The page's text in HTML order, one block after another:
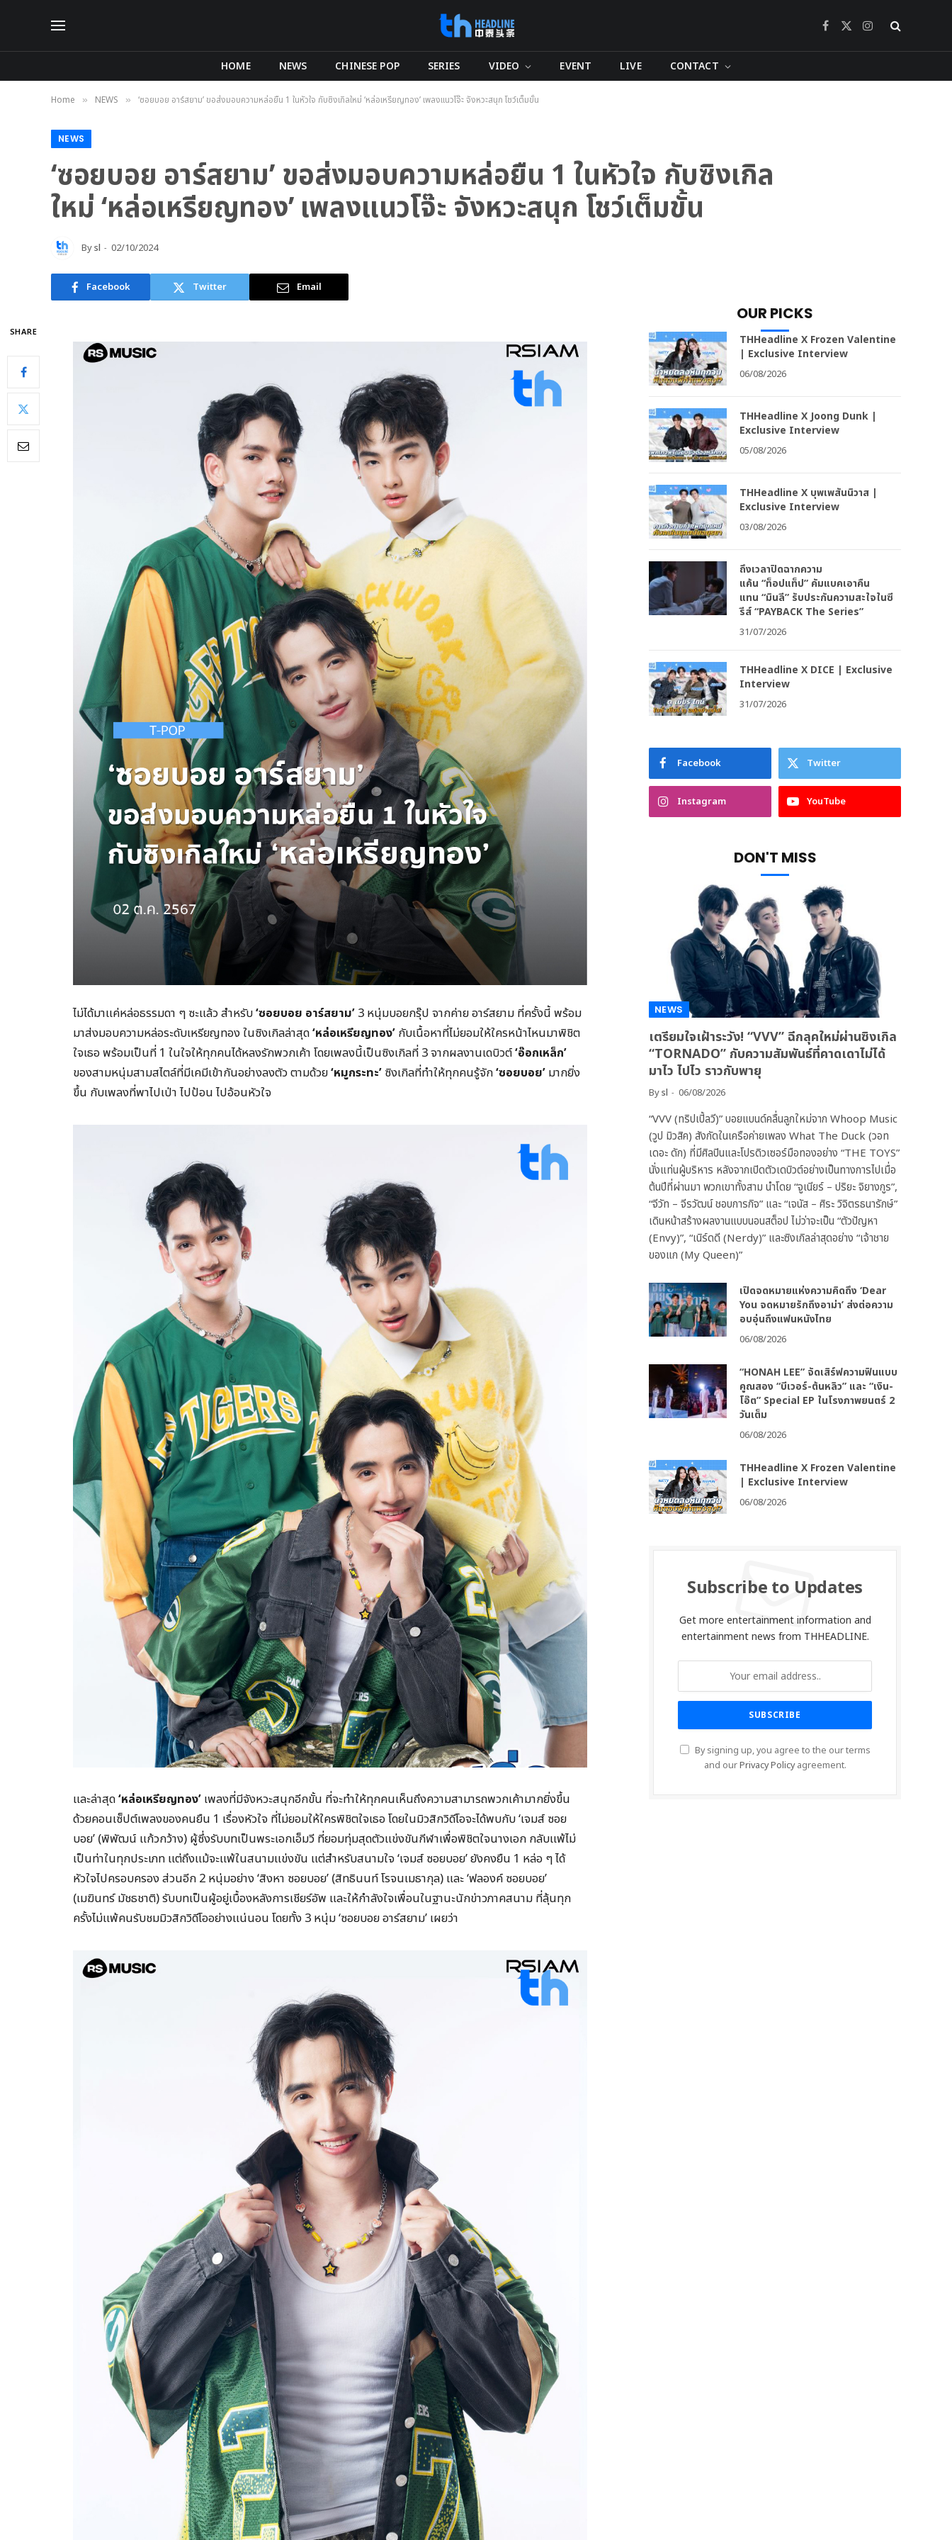
Facebook
X
Instagram
HOME NEWS CHINESE POP SERIES VIDEO EVENT LIVE CONTACT
Home » NEWS » ‘ซอยบอย อาร์สยาม’ ขอส่งมอบความหล่อยืน 1 ในหัวใจ กับซิงเกิลใหม่ ‘หล่อเหรียญทอง’ เพลงแนวโจ๊ะ จังหวะสนุก โชว์เต็มขั้น
NEWS
‘ซอยบอย อาร์สยาม’ ขอส่งมอบความหล่อยืน 1 ในหัวใจ กับซิงเกิล
ใหม่ ‘หล่อเหรียญทอง’ เพลงแนวโจ๊ะ จังหวะสนุก โชว์เต็มขั้น
Bysl 02/10/2024
Facebook Twitter Email
SHARE
ไม่ได้มาแค่หล่อธรรมดา ๆ ซะแล้ว สำหรับ‘ซอยบอย อาร์สยาม’ 3 หนุ่มบอยกรุ๊ป จากค่าย อาร์สยาม ที่ครั้งนี้ พร้อม
มาส่งมอบความหล่อระดับเหรียญทอง ในซิงเกิลล่าสุด‘หล่อเหรียญทอง’ กับเนื้อหาที่ไม่ยอมให้ใครหน้าไหนมาพิชิต
ใจเธอ พร้อมเป็นที่ 1 ในใจให้ทุกคนได้หลงรักพวกเค้า โดยเพลงนี้เป็นซิงเกิลที่ 3 จากผลงานเดบิวต์‘อ๊อกเหล็ก’
ของสามหนุ่มสามสไตล์ที่มีเคมีเข้ากันอย่างลงตัว ตามด้วย‘หมูกระทะ’ ซิงเกิลที่ทำให้ทุกคนรู้จัก‘ซอยบอย’ มากยิ่ง
ขึ้น กับเพลงที่พาไปเป่า ไปป้อน ไปอ้อนหัวใจ
และล่าสุด‘หล่อเหรียญทอง’ เพลงที่มีจังหวะสนุกอีกขั้น ที่จะทำให้ทุกคนเห็นถึงความสามารถพวกเค้ามากยิ่งขึ้น
ด้วยคอนเซ็ปต์เพลงของคนยืน 1 เรื่องหัวใจ ที่ไม่ยอมให้ใครพิชิตใจเธอ โดยในมิวสิกวิดีโอจะได้พบกับ ‘เจมส์ ซอย
บอย’ (พิพัฒน์ แก้วกว้าง) ผู้ซึ่งรับบทเป็นพระเอกเอ็มวี ที่ยอมทุ่มสุดตัวแข่งขันกีฬาเพื่อพิชิตใจนางเอก กลับแพ้ไม่
เป็นท่าในทุกประเภท แต่ถึงแม้จะแพ้ในสนามแข่งขัน แต่สำหรับสนามใจ ‘เจมส์ ซอยบอย’ ยังคงยืน 1 หล่อ ๆ ได้
หัวใจไปครอบครอง ส่วนอีก 2 หนุ่มอย่าง ‘สิงหา ซอยบอย’ (สิทธินนท์ โรจนเมธากุล) และ ‘ฟลองค์ ซอยบอย’
(เมฆินทร์ มัชธชาติ) รับบทเป็นผู้อยู่เบื้องหลังการเชียร์อัพ และให้กำลังใจเพื่อนในฐานะนักข่าวภาคสนาม ที่ลุ้นทุก
ครั้งไม่แพ้คนรับชมมิวสิกวิดีโออย่างแน่นอน โดยทั้ง 3 หนุ่ม ‘ซอยบอย อาร์สยาม’ เผยว่า
OUR PICKS
THHeadline X Frozen Valentine
| Exclusive Interview
06/08/2026
THHeadline X Joong Dunk |
Exclusive Interview
05/08/2026
THHeadline X บุพเพสันนิวาส |
Exclusive Interview
03/08/2026
ถึงเวลาปิดฉากความ
แค้น “ท็อปแท็ป” คัมแบคเอาคืน
แทน “มินลี” รับประกันความสะใจในซี
รีส์ “PAYBACK The Series”
31/07/2026
THHeadline X DICE | Exclusive
Interview
31/07/2026
Facebook Twitter
Instagram YouTube
DON'T MISS
NEWS
เตรียมใจเฝ้าระวัง! “VVV” ฉีกลุคใหม่ผ่านซิงเกิล
“TORNADO” กับความสัมพันธ์ที่คาดเดาไม่ได้
มาไว ไปไว ราวกับพายุ
Bysl 06/08/2026
“VVV (ทริปเปิ้ลวี)” บอยแบนด์คลื่นลูกใหม่จาก Whoop Music
(วูป มิวสิค) สังกัดในเครือค่ายเพลง What The Duck (วอท
เดอะ ดัก) ที่มีศิลปินและโปรดิวเซอร์มือทองอย่าง “THE TOYS”
นั่งแท่นผู้บริหาร หลังจากเปิดตัวเดบิวต์อย่างเป็นทางการไปเมื่อ
ต้นปีที่ผ่านมา พวกเขาทั้งสาม นำโดย “จูเนียร์ – ปริยะ จิยางกูร”,
“จีวัท – จีรวัฒน์ ชอบการกิจ” และ “เจนัส – ศิระ วิจิตรธนารักษ์”
เดินหน้าสร้างผลงานแบบนอนสต็อป ไม่ว่าจะเป็น “ตัวปัญหา
(Envy)”, “เนิร์ดดี (Nerdy)” และซิงเกิลล่าสุดอย่าง “เจ้าชาย
ของแก (My Queen)”
เปิดจดหมายแห่งความคิดถึง ‘Dear
You จดหมายรักถึงอาม่า’ ส่งต่อความ
อบอุ่นถึงแฟนหนังไทย
06/08/2026
“HONAH LEE” จัดเสิร์ฟความฟินแบบ
คูณสอง “บีเวอร์-ต้นหลิว” และ “เงิน-
โอ๊ต” Special EP ในโรงภาพยนตร์ 2
วันเต็ม
06/08/2026
THHeadline X Frozen Valentine
| Exclusive Interview
06/08/2026
Subscribe to Updates
Get more entertainment information and
entertainment news from THHEADLINE.
By signing up, you agree to the our terms
and ourPrivacy Policyagreement.